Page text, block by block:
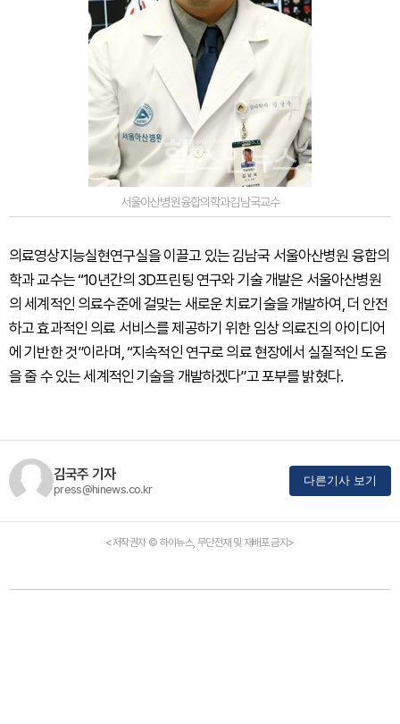
서울아산병원융합의학과김남국교수
의료영상지능실현연구실을 이끌고 있는 김남국 서울아산병원 융합의
학과 교수는 “10년간의 3D프린팅 연구와 기술 개발은 서울아산병원
의 세계적인 의료수준에 걸맞는 새로운 치료기술을 개발하여, 더 안전
하고 효과적인 의료 서비스를 제공하기 위한 임상 의료진의 아이디어
에 기반한 것”이라며, “지속적인 연구로 의료 현장에서 실질적인 도움
을 줄 수 있는 세계적인 기술을 개발하겠다”고 포부를 밝혔다.
김국주 기자
press@hinews.co.kr
다른기사 보기
<저작권자 © 하이뉴스, 무단전재 및 재배포 금지>